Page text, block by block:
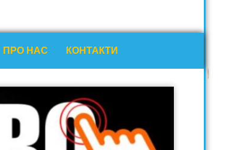
ПРО НАС КОНТАКТИ